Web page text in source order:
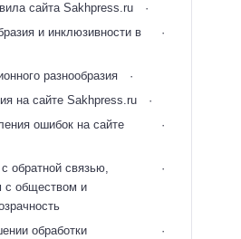
сайта Sakhpress.ru
и инклюзивности в
разнообразия
на сайте Sakhpress.ru
ошибок на сайте
обратной связью,
с обществом и
обработки